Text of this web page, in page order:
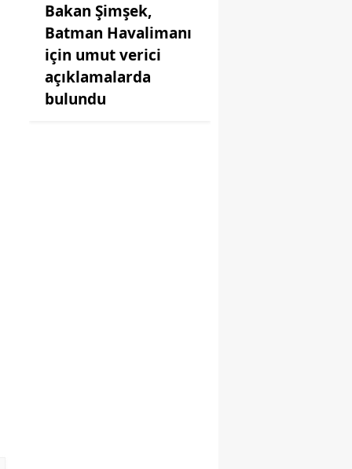
Bakan Şimşek,
Batman Havalimanı
için umut verici
açıklamalarda
bulundu